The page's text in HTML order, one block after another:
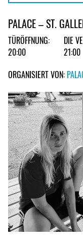
PALACE – ST.
TÜRÖFFNUNG:
20:00
DIE
21:00
ORGANISIERT VON: